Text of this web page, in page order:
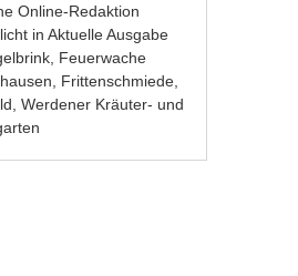
Online-Redaktion
inAktuelle Ausgabe
Feuerwache
Frittenschmiede
,Werdener Kräuter- und